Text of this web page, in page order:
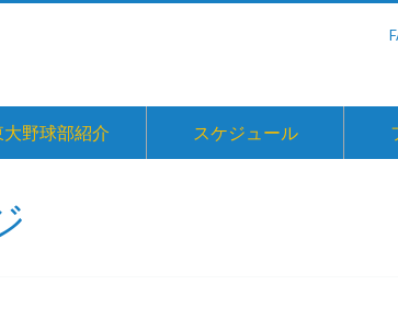
大野球部紹介 スケジュール